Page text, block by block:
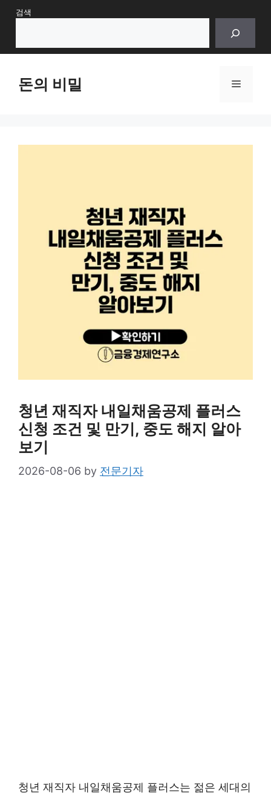
Skip검색
돈의 비밀 Menu
청년 재직자 내일채움공제 플러스
신청 조건 및 만기, 중도 해지 알아
보기
2026-08-06 by 전문기자
청년 재직자 내일채움공제 플러스는 젊은 세대의